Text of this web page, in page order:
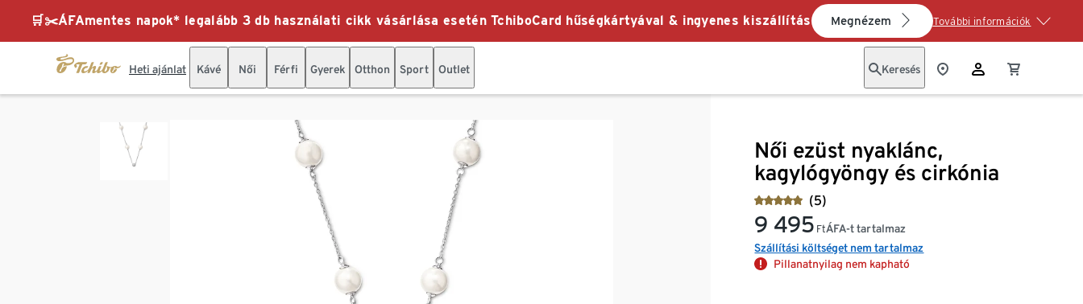
🛒✂️ÁFAmentes napok* legalább 3 db használati cikk vásárlása esetén TchiboCard hűségkártyával & ingyenes kiszállítás Megnézem További információk
Heti ajánlat Kávé Női Férfi Gyerek Otthon Sport Outlet Keresés
Női ezüst nyaklánc,
kagylógyöngy és cirkónia
(5)
9 495 FtÁFA-t tartalmaz
Szállítási költséget nem tartalmaz
Pillanatnyilag nem kapható